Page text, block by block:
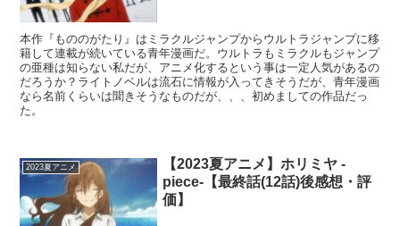
本作『もののがたり』はミラクルジャンプからウルトラジャンプに移
籍して連載が続いている青年漫画だ。ウルトラもミラクルもジャンプ
の亜種は知らない私だが、アニメ化するという事は一定人気があるの
だろうか？ライトノベルは流石に情報が入ってきそうだが、青年漫画
なら名前くらいは聞きそうなものだが、、、初めましての作品だっ
た。
2023夏アニメ
【2023夏アニメ】ホリミヤ -
piece-【最終話(12話)後感想・評
価】